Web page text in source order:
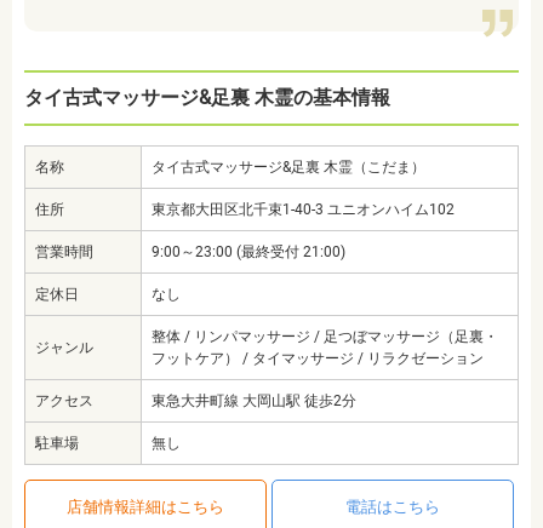
タイ古式マッサージ&足裏 木霊の基本情報
名称 タイ古式マッサージ&足裏 木霊（こだま）
住所 東京都大田区北千束1-40-3 ユニオンハイム102
営業時間 9:00～23:00 (最終受付 21:00)
定休日 なし
ジャンル
整体 / リンパマッサージ / 足つぼマッサージ（足裏・
フットケア） / タイマッサージ / リラクゼーション
アクセス 東急大井町線 大岡山駅 徒歩2分
駐車場 無し
店舗情報詳細はこちら 電話はこちら